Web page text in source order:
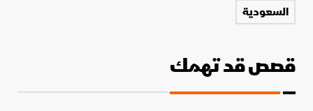
السعودية
قصص قد تهمك